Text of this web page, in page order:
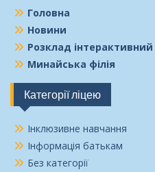
Головна
Новини
Розклад інтерактивний
Минайська філія
Категорії ліцею
Інклюзивне навчання
Інформація батькам
Без категорії